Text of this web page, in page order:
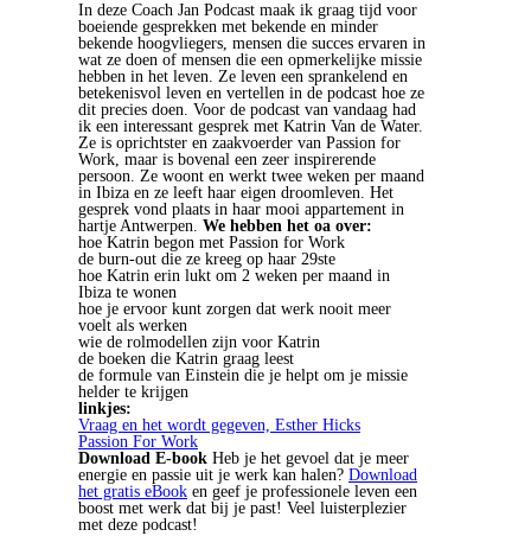
In deze Coach Jan Podcast maak ik graag tijd voor
boeiende gesprekken met bekende en minder
bekende hoogvliegers, mensen die succes ervaren in
wat ze doen of mensen die een opmerkelijke missie
hebben in het leven. Ze leven een sprankelend en
betekenisvol leven en vertellen in de podcast hoe ze
dit precies doen. Voor de podcast van vandaag had
ik een interessant gesprek met Katrin Van de Water.
Ze is oprichtster en zaakvoerder van Passion for
Work, maar is bovenal een zeer inspirerende
persoon. Ze woont en werkt twee weken per maand
in Ibiza en ze leeft haar eigen droomleven. Het
gesprek vond plaats in haar mooi appartement in
hartje Antwerpen. We hebben het oa over:
hoe Katrin begon met Passion for Work
de burn-out die ze kreeg op haar 29ste
hoe Katrin erin lukt om 2 weken per maand in
Ibiza te wonen
hoe je ervoor kunt zorgen dat werk nooit meer
voelt als werken
wie de rolmodellen zijn voor Katrin
de boeken die Katrin graag leest
de formule van Einstein die je helpt om je missie
helder te krijgen
linkjes:
Vraag en het wordt gegeven, Esther Hicks
Passion For Work
Download E-book Heb je het gevoel dat je meer
energie en passie uit je werk kan halen? Download
het gratis eBook en geef je professionele leven een
boost met werk dat bij je past! Veel luisterplezier
met deze podcast!